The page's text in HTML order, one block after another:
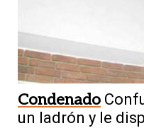
Condenado
un ladrón y le